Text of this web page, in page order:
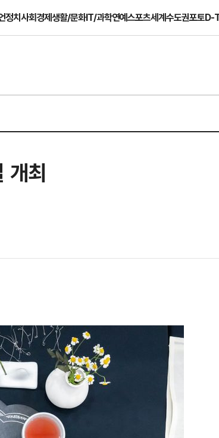
정치사회경제생활/문화IT/과학연예스포츠세계수도권포토D-
개최